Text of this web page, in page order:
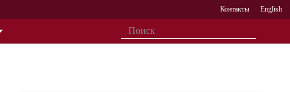
Контакты English